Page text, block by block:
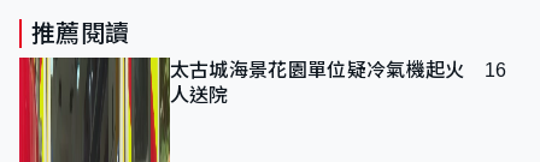
推薦閱讀
太古城海景花園單位疑冷氣機起火 16
人送院